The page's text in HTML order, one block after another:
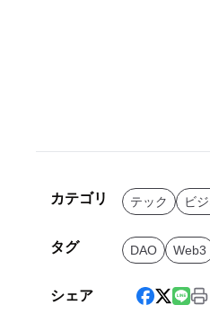
カテゴリ テック ビ
タグ DAO Web3
シェア